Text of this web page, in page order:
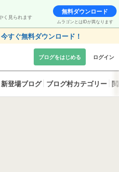
く見られます
無料ダウンロード
ムラゴンとはIDが異なります
すぐ無料ダウンロード！
ブログをはじめる ログイン
新登場ブログ ブログ村カテゴリー